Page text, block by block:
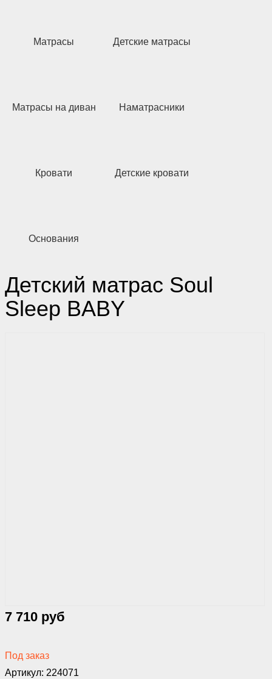
Матрасы Детские матрасы
Матрасы на диван Наматрасники
Кровати Детские кровати
Основания
Детский матрас Soul
Sleep BABY
7 710 руб
Под заказ
Артикул: 224071